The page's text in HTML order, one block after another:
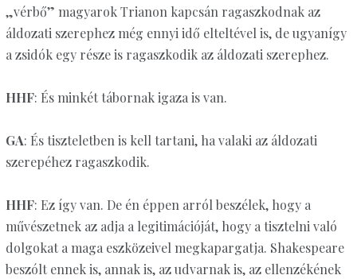
„vérbő” magyarok Trianon kapcsán ragaszkodnak az
áldozati szerephez még ennyi idő elteltével is, de ugyanígy
a zsidók egy része is ragaszkodik az áldozati szerephez.
HHF: És minkét tábornak igaza is van.
GA: És tiszteletben is kell tartani, ha valaki az áldozati
szerepéhez ragaszkodik.
HHF: Ez így van. De én éppen arról beszélek, hogy a
művészetnek az adja a legitimációját, hogy a tisztelni való
dolgokat a maga eszközeivel megkapargatja. Shakespeare
beszólt ennek is, annak is, az udvarnak is, az ellenzékének